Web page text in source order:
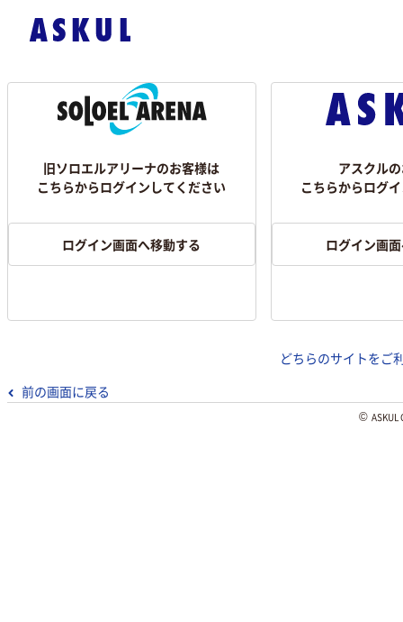
旧ソロエルアリーナのお客様は
こちらからログインしてください
ログイン画面へ移動する
アスクル
こちらからログ
ログイン画
どちらのサイトをご
前の画面に戻る
©